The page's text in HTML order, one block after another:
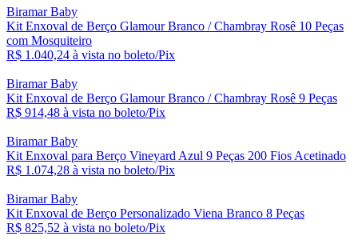
Biramar Baby
Kit Enxoval de Berço Glamour Branco / Chambray Rosê 10 Peças
com Mosquiteiro
R$ 1.040,24 à vista no boleto/Pix
Biramar Baby
Kit Enxoval de Berço Glamour Branco / Chambray Rosê 9 Peças
R$ 914,48 à vista no boleto/Pix
Biramar Baby
Kit Enxoval para Berço Vineyard Azul 9 Peças 200 Fios Acetinado
R$ 1.074,28 à vista no boleto/Pix
Biramar Baby
Kit Enxoval de Berço Personalizado Viena Branco 8 Peças
R$ 825,52 à vista no boleto/Pix